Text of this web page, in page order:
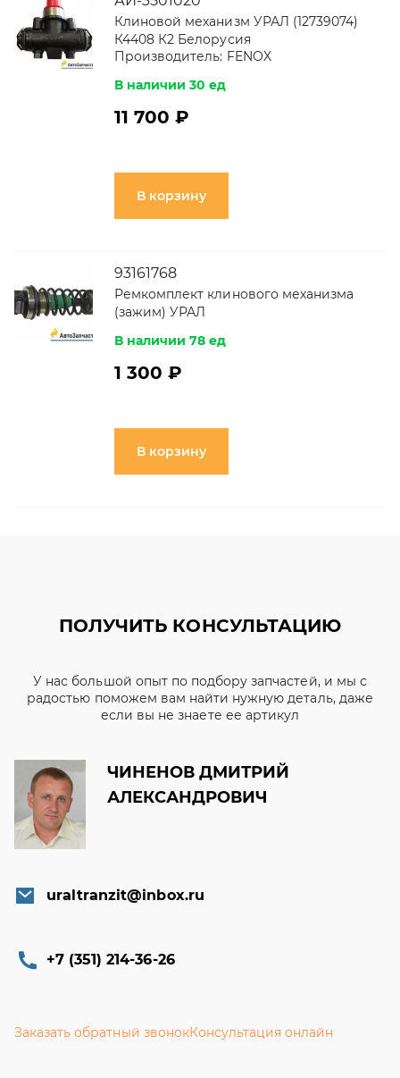
Клиновой механизм УРАЛ (12739074)
К4408 К2 Белорусия
Производитель: FENOX
В наличии 30 ед
11 700 ₽
В корзину
93161768
Ремкомплект клинового механизма
(зажим) УРАЛ
В наличии 78 ед
1 300 ₽
В корзину
ПОЛУЧИТЬ КОНСУЛЬТАЦИЮ
У нас большой опыт по подбору запчастей, и мы с
радостью поможем вам найти нужную деталь, даже
если вы не знаете ее артикул
ЧИНЕНОВ ДМИТРИЙ
АЛЕКСАНДРОВИЧ
uraltranzit@inbox.ru
+7 (351) 214-36-26
Заказать обратный звонокКонсультация онлайн